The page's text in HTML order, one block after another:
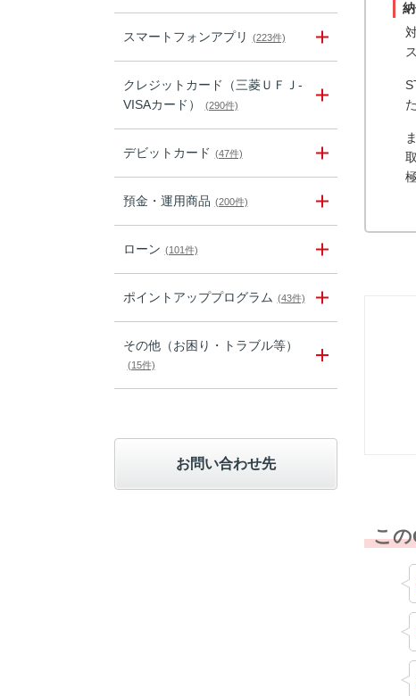
スマートフォンアプリ (223件)
クレジットカード（三菱ＵＦＪ-
VISAカード）
(290件)
デビットカード (47件)
預金・運用商品 (200件)
ローン (101件)
ポイントアッププログラム (43件)
その他（お困り・トラブル等）
(15件)
お問い合わせ先
この